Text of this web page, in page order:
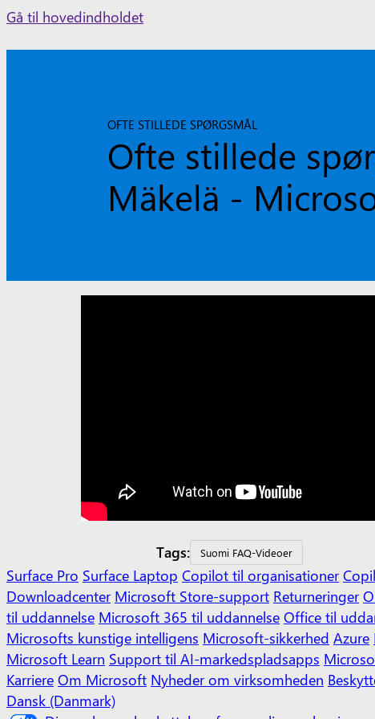
Skip
Gå til hovedindholdet
OFTE STILLEDE SPØRGSMÅL
Ofte stillede
Mäkelä -
Tags: Suomi FAQ-Videoer
Surface Pro Surface Laptop Copilot til organisationer
Downloadcenter Microsoft Store-support Returneringer
til uddannelse Microsoft 365 til uddannelse Office til
Microsofts kunstige intelligens Microsoft-sikkerhed Azure
Microsoft Learn Support til AI-markedspladsapps
Karriere Om Microsoft Nyheder om virksomheden
Dansk (Danmark)